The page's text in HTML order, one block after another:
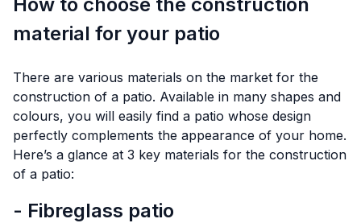
material for your patio
There are various materials on the market for the
construction of a patio. Available in many shapes and
colours, you will easily find a patio whose design
perfectly complements the appearance of your home.
Here’s a glance at 3 key materials for the construction
of a patio:
- Fibreglass patio